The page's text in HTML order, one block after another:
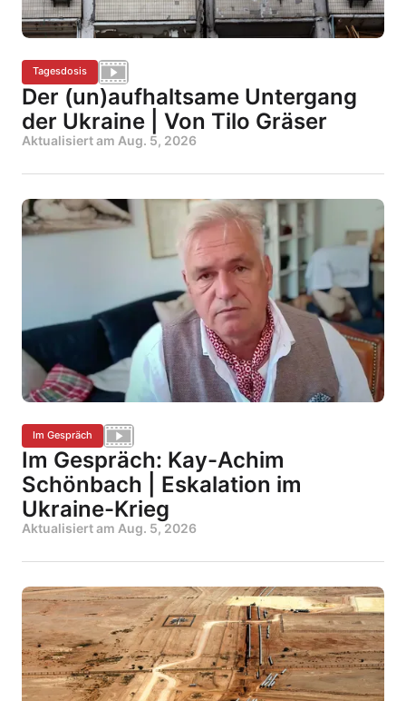
Tagesdosis
Der (un)aufhaltsame Untergang
der Ukraine | Von Tilo Gräser
Aktualisiert am Aug. 5, 2026
Im Gespräch
Im Gespräch: Kay-Achim
Schönbach | Eskalation im
Ukraine-Krieg
Aktualisiert am Aug. 5, 2026